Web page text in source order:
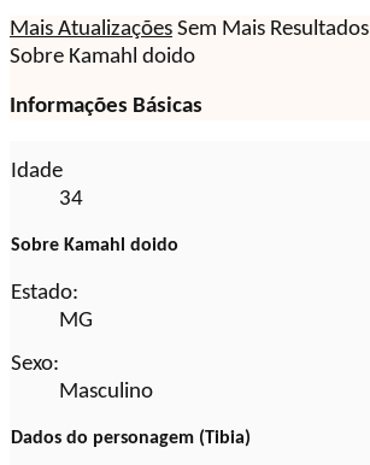
Mais Atualizações Sem Mais Resultados
Sobre Kamahl doido
Informações Básicas
Idade
34
Sobre Kamahl doido
Estado:
MG
Sexo:
Masculino
Dados do personagem (Tibia)